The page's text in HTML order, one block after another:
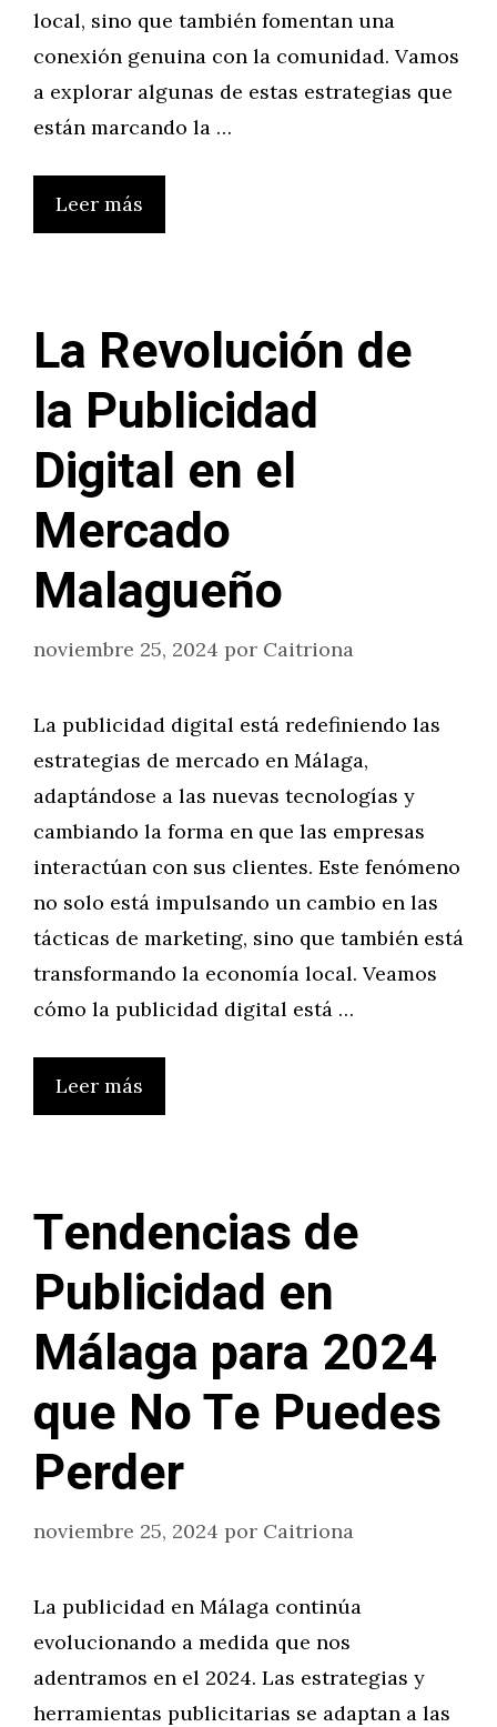
local, sino que también fomentan una
conexión genuina con la comunidad. Vamos
a explorar algunas de estas estrategias que
están marcando la …
Leer más
La Revolución de
la Publicidad
Digital en el
Mercado
Malagueño
noviembre 25, 2024 por Caitriona
La publicidad digital está redefiniendo las
estrategias de mercado en Málaga,
adaptándose a las nuevas tecnologías y
cambiando la forma en que las empresas
interactúan con sus clientes. Este fenómeno
no solo está impulsando un cambio en las
tácticas de marketing, sino que también está
transformando la economía local. Veamos
cómo la publicidad digital está …
Leer más
Tendencias de
Publicidad en
Málaga para 2024
que No Te Puedes
Perder
noviembre 25, 2024 por Caitriona
La publicidad en Málaga continúa
evolucionando a medida que nos
adentramos en el 2024. Las estrategias y
herramientas publicitarias se adaptan a las